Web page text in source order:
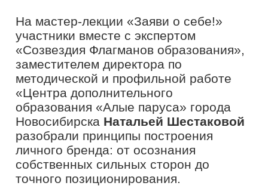
вам будут доверять те, кто стал
вашей потенциальной аудиторией,
слушателями, зрителями. Творческая
сфера бурно развивается, и очень
важно найти свою индивидуальность
и стать флагманом в своём деле. А
для этого–продумать всё: от стиля
одежды до стиля общения вживую и в
сети. Прокачать эти навыки смогли
участники фестиваля «Таврида.Арт»
на мастер-лекции «Заяви о себе», а
развивать их в дальнейшем им
помогут треки «Медиа» и
«Культура» юбилейного сезона
проекта «Флагманы образования».
Ведь это пространство